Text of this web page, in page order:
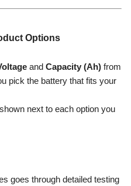
Options
and Capacity (Ah) from
pick the battery that fits your
next to each option you
goes through detailed testing